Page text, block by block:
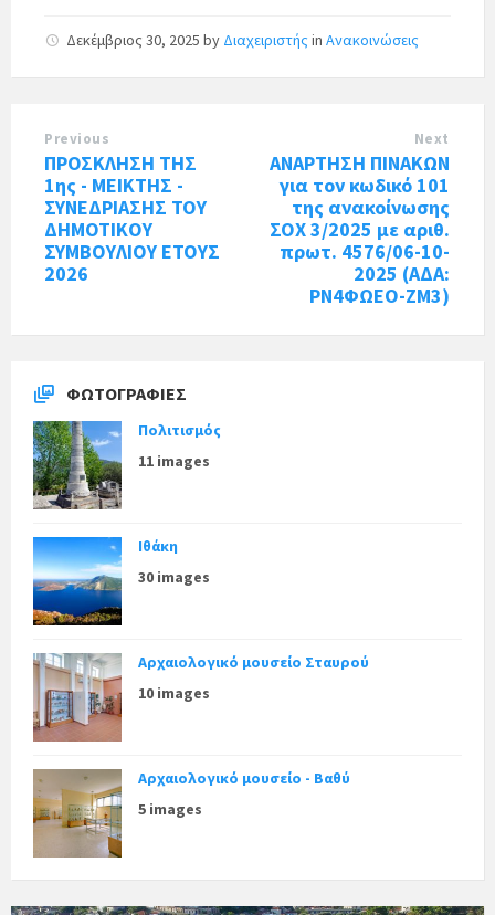
Δεκέμβριος 30, 2025 by Διαχειριστής in Ανακοινώσεις
Previous
ΠΡΟΣΚΛΗΣΗ ΤΗΣ
1ης - ΜΕΙΚΤΗΣ -
ΣΥΝΕΔΡΙΑΣΗΣ ΤΟΥ
ΔΗΜΟΤΙΚΟΥ
ΣΥΜΒΟΥΛΙΟΥ ΕΤΟΥΣ
2026
Next
ΑΝΑΡΤΗΣΗ ΠΙΝΑΚΩΝ
για τον κωδικό 101
της ανακοίνωσης
ΣΟΧ 3/2025 με αριθ.
πρωτ. 4576/06-10-
2025 (ΑΔΑ:
ΡΝ4ΦΩΕΟ-ΖΜ3)
ΦΩΤΟΓΡΑΦΊΕΣ
Πολιτισμός
11 images
Ιθάκη
30 images
Αρχαιολογικό μουσείο Σταυρού
10 images
Αρχαιολογικό μουσείο - Βαθύ
5 images